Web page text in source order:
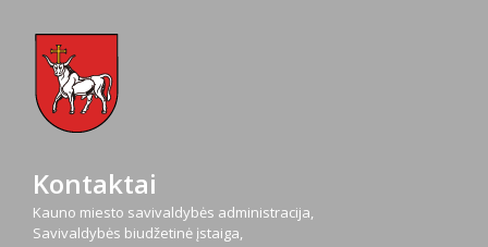
Kontaktai
Kauno miesto savivaldybės administracija,
Savivaldybės biudžetinė įstaiga,